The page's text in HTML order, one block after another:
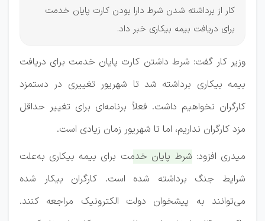
کار از برداشته شدن شرط دارا بودن کارت پایان خدمت
برای دریافت بیمه بیکاری خبر داد.
وزیر کار گفت: شرط داشتن کارت پایان خدمت برای دریافت
بیمه بیکاری برداشته شد تا شهریور تغییری در دستمزد
کارگران نخواهیم داشت. فعلاً برنامه‌ای برای تغییر حداقل
مزد کارگران نداریم، اما تا شهریور زمان زیادی است.
میدری افزود: شرط پایان خدمت برای بیمه بیکاری به‌علت
شرایط جنگ برداشته شده است. کارگران بیکار شده
می‌توانند به پیشخوان دولت الکترونیک مراجعه کنند.